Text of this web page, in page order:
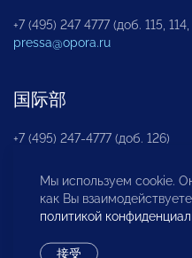
+7 (495) 247 4777 (доб. 115, 114,
pressa@opora.ru
国际部
+7 (495) 247-4777 (доб. 126)
商投权益保护部
Мы используем cookie.
как Вы
политикой
接受